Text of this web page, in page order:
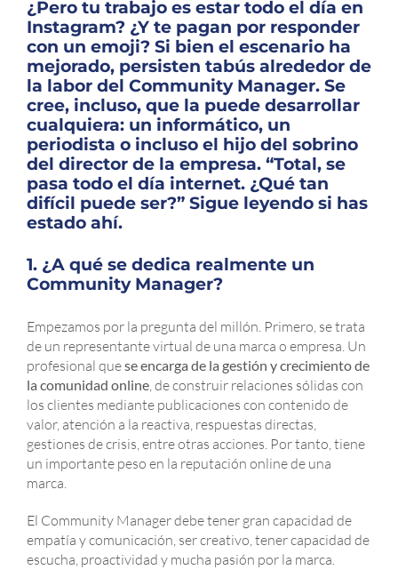
¿Pero tu trabajo es estar todo el día en
Instagram? ¿Y te pagan por responder
con un emoji? Si bien el escenario ha
mejorado, persisten tabús alrededor de
la labor del Community Manager. Se
cree, incluso, que la puede desarrollar
cualquiera: un informático, un
periodista o incluso el hijo del sobrino
del director de la empresa. “Total, se
pasa todo el día internet. ¿Qué tan
difícil puede ser?” Sigue leyendo si has
estado ahí.
1. ¿A qué se dedica realmente un
Community Manager?
Empezamos por la pregunta del millón. Primero, se trata
de un representante virtual de una marca o empresa. Un
profesional quese encarga de la gestión y crecimiento de
la comunidad online , de construir relaciones sólidas con
los clientes mediante publicaciones con contenido de
valor, atención a la reactiva, respuestas directas,
gestiones de crisis, entre otras acciones. Por tanto, tiene
un importante peso en la reputación online de una
marca.
El Community Manager debe tener gran capacidad de
empatía y comunicación, ser creativo, tener capacidad de
escucha, proactividad y mucha pasión por la marca.